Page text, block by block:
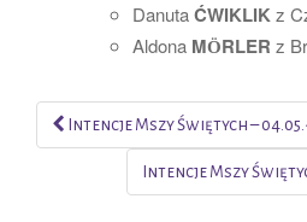
DanutaĆWIKLIKz
Aldona MӦRLER z
Post navigation
Intencje Mszy Świętych –
Intencje Mszy